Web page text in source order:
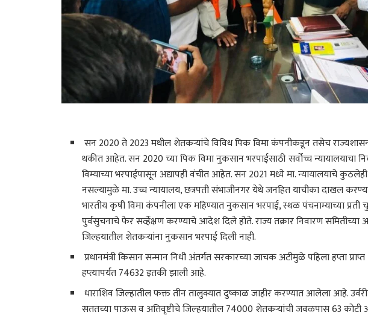
सन 2020 ते 2023 मधील शेतकऱ्यांचे विविध पिक विमा कंपनीकडून तसेच
थकीत आहेत. सन 2020 च्या पिक विमा नुकसान भरपाईसाठी सर्वोच्च न्यायालयाचा
विम्याच्या भरपाईपासून अद्यापही वंचीत आहेत. सन 2021 मध्ये मा. न्यायालयाचे
नसल्यामुळे मा. उच्च न्यायालय, छत्रपती संभाजीनगर येथे जनहित याचीका दाखल
भारतीय कृषी विमा कंपनीला एक महिण्यात नुकसान भरपाई, स्थळ पंचनाम्याच्या
पुर्वसुचनाचे फेर सर्व्हेक्षण करण्याचे आदेश दिले होते. राज्य तक्रार निवारण
जिल्हयातील शेतकऱ्यांना नुकसान भरपाई दिली नाही.
प्रधानमंत्री किसान सन्मान निधी अंतर्गत सरकारच्या जाचक अटीमुळे पहिला हप्ता
हप्त्यापर्यंत 74632 इतकी झाली आहे.
धाराशिव जिल्हातील फक्त तीन तालुक्यात दुष्काळ जाहीर करण्यात आलेला आहे.
सततच्या पाऊस व अतिवृष्टीचे जिल्हयातील 74000 शेतकऱ्यांची जवळपास 63 कोटी